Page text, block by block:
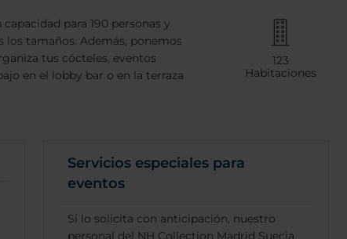
para 190 personas y
los tamaños. Además, ponemos
tus cócteles, eventos
en el lobby bar o en la terraza
123
Habitaciones
Servicios especiales para
eventos
Si lo solicita con anticipación, nuestro
personal del NH Collection Madrid Suecia